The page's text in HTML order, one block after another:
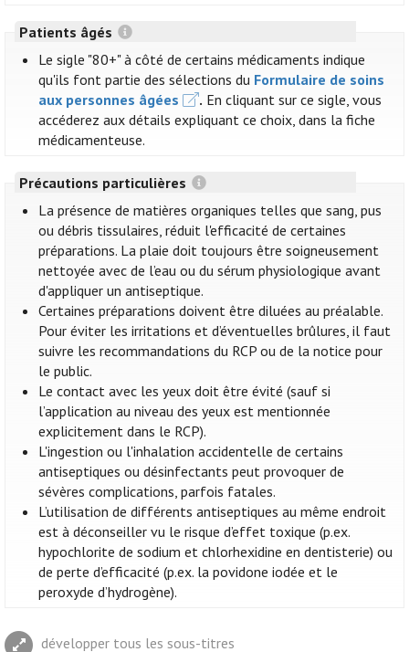
Patients âgés
Le sigle "80+" à côté de certains médicaments indique
qu'ils font partie des sélections du Formulaire de soins
aux personnes âgées
. En cliquant sur ce sigle, vous
accéderez aux détails expliquant ce choix, dans la fiche
médicamenteuse.
Précautions particulières
La présence de matières organiques telles que sang, pus
ou débris tissulaires, réduit l'efficacité de certaines
préparations. La plaie doit toujours être soigneusement
nettoyée avec de l’eau ou du sérum physiologique avant
d'appliquer un antiseptique.
Certaines préparations doivent être diluées au préalable.
Pour éviter les irritations et d’éventuelles brûlures, il faut
suivre les recommandations du RCP ou de la notice pour
le public.
Le contact avec les yeux doit être évité (sauf si
l’application au niveau des yeux est mentionnée
explicitement dans le RCP).
L'ingestion ou l'inhalation accidentelle de certains
antiseptiques ou désinfectants peut provoquer de
sévères complications, parfois fatales.
L’utilisation de différents antiseptiques au même endroit
est à déconseiller vu le risque d’effet toxique (p.ex.
hypochlorite de sodium et chlorhexidine en dentisterie) ou
de perte d’efficacité (p.ex. la povidone iodée et le
peroxyde d’hydrogène).
développer tous les sous-titres